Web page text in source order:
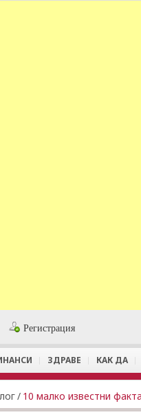
Регистрация
ЗДРАВЕ КАК ДА
/ 10 малко известни